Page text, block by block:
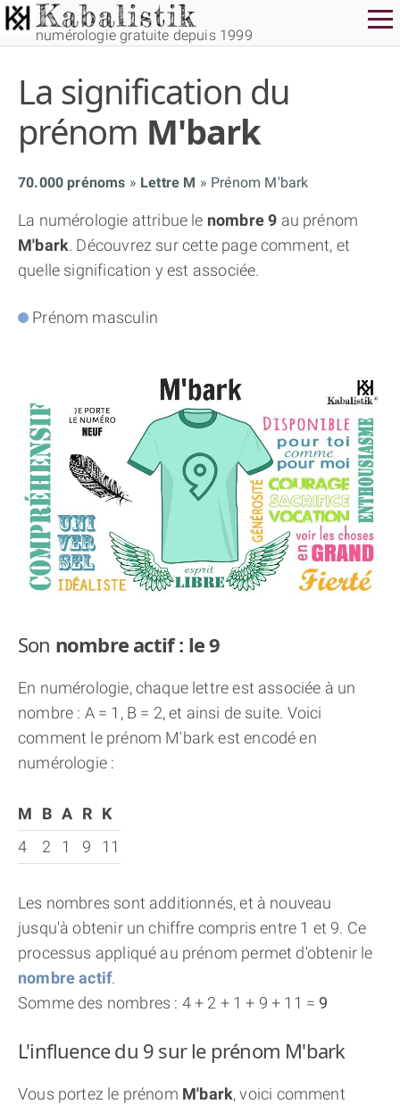
numérologie gratuite depuis 1999
La signification du
prénom M'bark
70.000 prénoms Lettre M Prénom M'bark
La numérologie attribue le nombre 9 au prénom
M'bark. Découvrez sur cette page comment, et
quelle signification y est associée.
Prénom masculin
Son nombre actif : le 9
En numérologie, chaque lettre est associée à un
nombre : A = 1, B = 2, et ainsi de suite. Voici
comment le prénom M'bark est encodé en
numérologie :
M B A R K
4
2 1 9 11
Les nombres sont additionnés, et à nouveau
jusqu'à obtenir un chiffre compris entre 1 et 9. Ce
processus appliqué au prénom permet d'obtenir le
nombre actif.
Somme des nombres : 4 + 2 + 1 + 9 + 11 = 9
L'influence du 9 sur le prénom M'bark
Vous portez le prénom M'bark, voici comment
THÈME GRATUIT
THÈME NUMÉROLOGIQUE APPROFONDI
THÈME TEMPOREL
THÈME « DOUBLE JE »
APPRENDRE LA NUMÉROLOGIE
EXPLORER LA NUMÉROLOGIE
70.000 PRÉNOMS
(À PROPOS)